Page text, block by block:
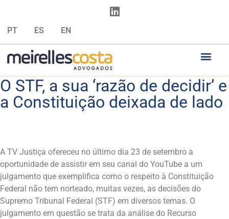
PT ES EN
O STF, a sua ‘razão de decidir’ e
a Constituição deixada de lado
A TV Justiça ofereceu no último dia 23 de setembro a
oportunidade de assistir em seu canal do YouTube a um
julgamento que exemplifica como o respeito à Constituição
Federal não tem norteado, muitas vezes, as decisões do
Supremo Tribunal Federal (STF) em diversos temas. O
julgamento em questão se trata da análise do Recurso